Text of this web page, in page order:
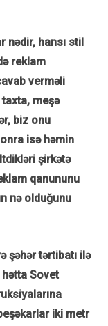
nədir, hansı stil
reklam
verməli
meşə
biz onu
isə həmin
şirkətə
qanununu
nə olduğunu
şəhər tərtibatı ilə
Sovet
iki metr